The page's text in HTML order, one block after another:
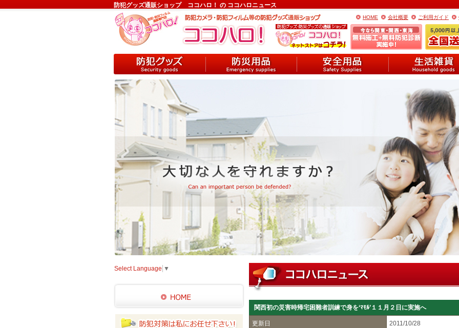
防犯グッズ通販ショップ ココハロ！ の ココハロニュース
HOME 会社概要 ご利用ガイド
Select Language ▼
関西初の災害時帰宅困難者訓練で身を‘ﾏﾓﾙ’１１月２日に実施へ
更新日 2011/10/28